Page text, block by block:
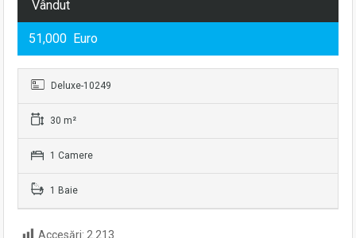
Vândut
51,000 Euro
Deluxe-10249
30 m²
1 Camere
1 Baie
Accesări: 2.213